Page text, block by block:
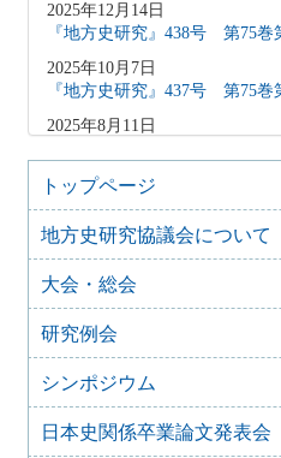
2025年12月14日
『地方史研究』438号 第75巻
2025年10月7日
『地方史研究』437号 第75巻
2025年8月11日
2025年8月10日
「原稿募集」を変更致しました
2025年6月9日
『地方史研究』435号 第75巻
2025年4月9日
『地方史研究』434号 第75巻
2025年2月10日
『地方史研究』433号 第75巻
『地方史研究』432号 第74巻
トップページ
地方史研究協議会について
大会・総会
研究例会
シンポジウム
日本史関係卒業論文発表会